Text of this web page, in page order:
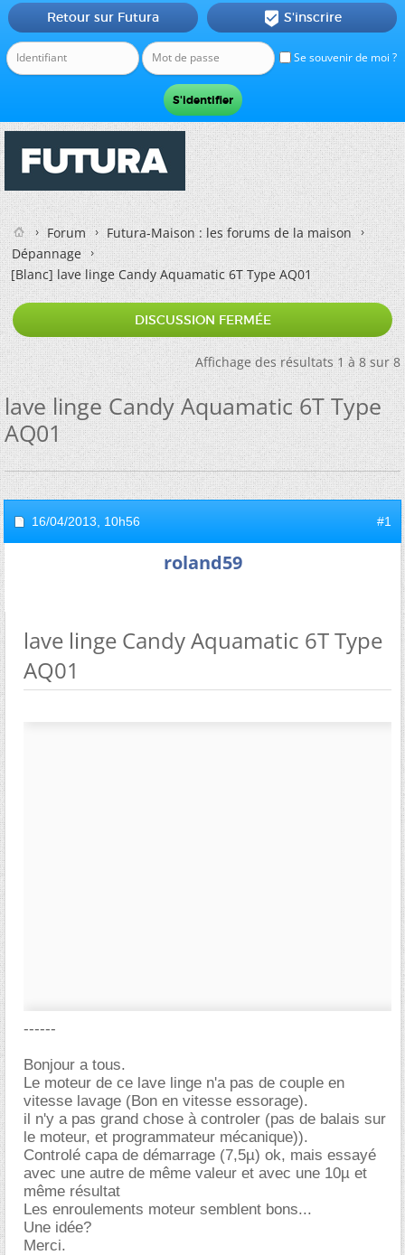
Se souvenir de moi ?
Retour sur Futura  S'inscrire
Forum
Futura-Maison : les forums de la maison
Dépannage
[Blanc]lave linge Candy Aquamatic 6T Type AQ01
DISCUSSION FERMÉE
Affichage des résultats 1 à 8 sur 8
lave linge Candy Aquamatic 6T Type
AQ01
16/04/2013, 10h56 #1
roland59
lave linge Candy Aquamatic 6T Type
AQ01
------
Bonjour a tous.
Le moteur de ce lave linge n'a pas de couple en
vitesse lavage (Bon en vitesse essorage).
il n'y a pas grand chose à controler (pas de balais sur
le moteur, et programmateur mécanique)).
Controlé capa de démarrage (7,5µ) ok, mais essayé
avec une autre de même valeur et avec une 10µ et
même résultat
Les enroulements moteur semblent bons...
Une idée?
Merci.